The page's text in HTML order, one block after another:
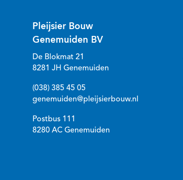
Pleijsier Bouw
Genemuiden BV
De Blokmat 21
8281 JH Genemuiden
(038) 385 45 05
genemuiden@pleijsierbouw.nl
Postbus 111
8280 AC Genemuiden